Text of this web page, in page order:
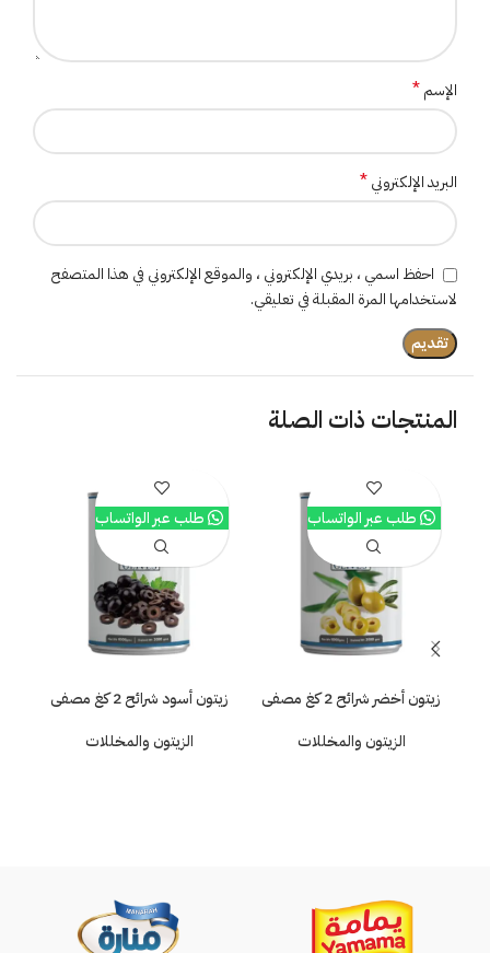
الإسم*
البريد الإلكتروني*
احفظ اسمي ، بريدي الإلكتروني ، والموقع الإلكتروني في هذا المتصفح
لاستخدامها المرة المقبلة في تعليقي.
المنتجات ذات الصلة
زيتون أخضر شرائح 2 كغ مصفى
الزيتون والمخللات
طلب عبر الواتساب
زيتون أسود شرائح 2 كغ مصفى
الزيتون والمخللات
طلب عبر الواتساب